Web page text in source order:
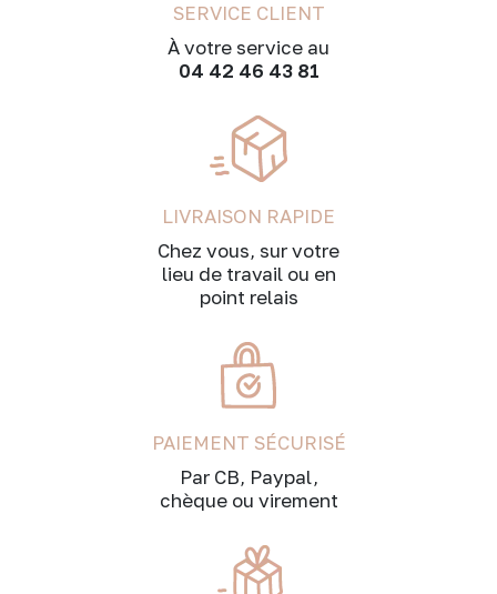
SERVICE CLIENT
À votre service au
04 42 46 43 81
LIVRAISON RAPIDE
Chez vous, sur votre
lieu de travail ou en
point relais
PAIEMENT SÉCURISÉ
Par CB, Paypal,
chèque ou virement